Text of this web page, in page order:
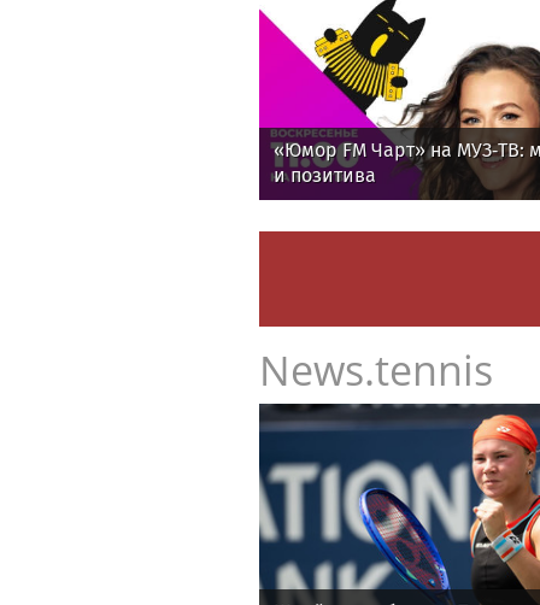
«Юмор FM Чарт» на МУЗ‑ТВ:
и позитива
News.tennis